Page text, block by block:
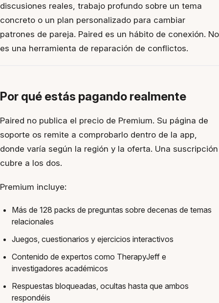
discusiones reales, trabajo profundo sobre un tema
concreto o un plan personalizado para cambiar
patrones de pareja. Paired es un hábito de conexión. No
es una herramienta de reparación de conflictos.
Por qué estás pagando realmente
Paired no publica el precio de Premium. Su página de
soporte os remite a comprobarlo dentro de la app,
donde varía según la región y la oferta. Una suscripción
cubre a los dos.
Premium incluye:
Más de 128 packs de preguntas sobre decenas de temas
relacionales
Juegos, cuestionarios y ejercicios interactivos
Contenido de expertos como TherapyJeff e
investigadores académicos
Respuestas bloqueadas, ocultas hasta que ambos
respondéis